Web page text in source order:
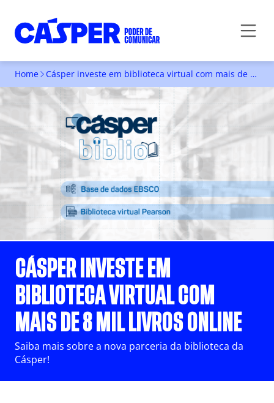
Home Cásper investe em biblioteca virtual com mais de 8 mil livros online
CÁSPER INVESTE EM
BIBLIOTECA VIRTUAL COM
MAIS DE 8 MIL LIVROS ONLINE
Saiba mais sobre a nova parceria da biblioteca da
Cásper!